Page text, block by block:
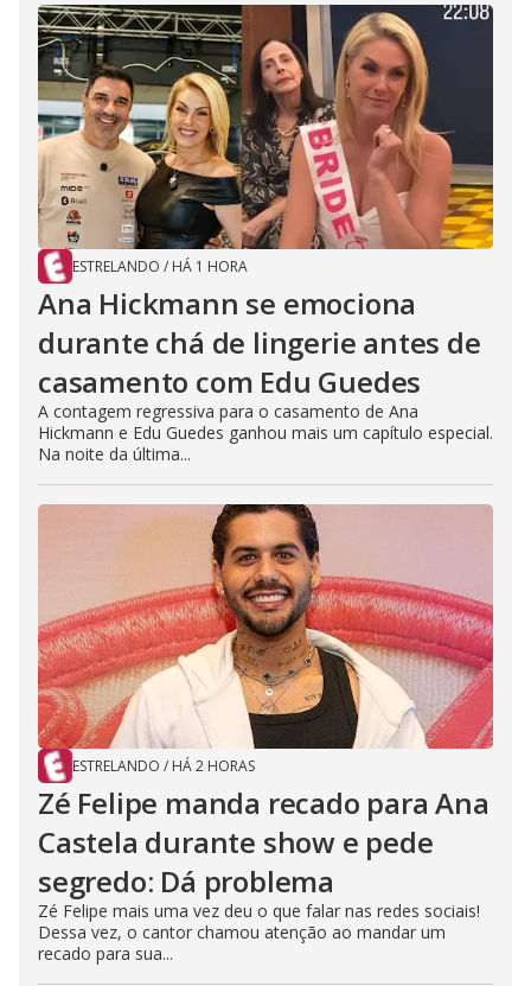
ESTRELANDO / HÁ 1 HORA
Ana Hickmann se emociona
durante chá de lingerie antes de
casamento com Edu Guedes
A contagem regressiva para o casamento de Ana
Hickmann e Edu Guedes ganhou mais um capítulo especial.
Na noite da última...
ESTRELANDO / HÁ 2 HORAS
Zé Felipe manda recado para Ana
Castela durante show e pede
segredo: Dá problema
Zé Felipe mais uma vez deu o que falar nas redes sociais!
Dessa vez, o cantor chamou atenção ao mandar um
recado para sua...